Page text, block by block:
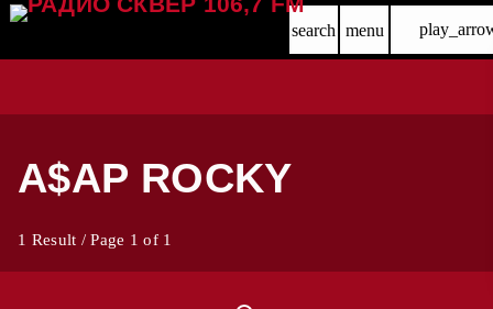
search menu
A$AP ROCKY
1 Result / Page 1 of 1